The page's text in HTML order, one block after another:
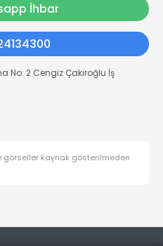
İhbar
No: 2 Cengiz Çakıroğlu İş
görseller kaynak gösterilmeden